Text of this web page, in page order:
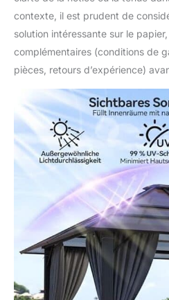
contexte, il est prudent de
solution intéressante sur le
complémentaires (conditions de
pièces, retours d’expérience)